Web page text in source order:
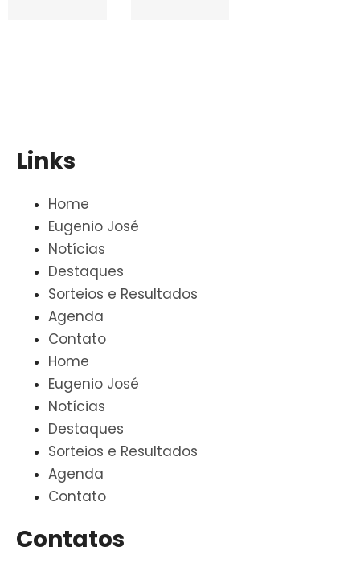
Links
Home
Eugenio José
Notícias
Destaques
Sorteios e Resultados
Agenda
Contato
Home
Eugenio José
Notícias
Destaques
Sorteios e Resultados
Agenda
Contato
Contatos